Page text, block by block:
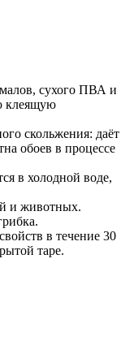
сухого ПВА и
клеящую
скольжения: даёт
обоев в процессе
в холодной воде,
и животных.
в течение 30
таре.